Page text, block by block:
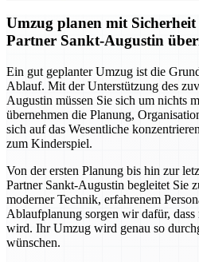
Umzug planen mit Sicherheit
Partner Sankt-Augustin
Ein gut geplanter Umzug ist die
Ablauf. Mit der Unterstützung des
Augustin müssen Sie sich um nichts
übernehmen die Planung,
sich auf das Wesentliche
zum Kinderspiel.
Von der ersten Planung bis hin zur
Partner Sankt-Augustin begleitet Sie
moderner Technik, erfahrenem
Ablaufplanung sorgen wir dafür,
wird. Ihr Umzug wird genau so
wünschen.